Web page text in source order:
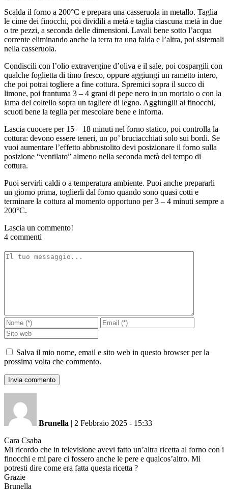
Scalda il forno a 200°C e prepara una casseruola in metallo. Taglia
le cime dei finocchi, poi dividili a metà e taglia ciascuna metà in due
o tre pezzi, a seconda delle dimensioni. Lavali bene sotto l’acqua
corrente eliminando anche la terra tra una falda e l’altra, poi sistemali
nella casseruola.
Condiscili con l’olio extravergine d’oliva e il sale, poi cospargili con
qualche foglietta di timo fresco, oppure aggiungi un rametto intero,
che poi potrai togliere a fine cottura. Spremici sopra il succo di
limone, poi frantuma 3 – 4 grani di pepe nero in un mortaio o con la
lama del coltello sopra un tagliere di legno. Aggiungili ai finocchi,
scuoti bene la teglia per mescolare bene e inforna.
Lascia cuocere per 15 – 18 minuti nel forno statico, poi controlla la
cottura: devono essere teneri, un po’ bruciacchiati solo sui bordi. Se
vuoi aumentare l’effetto abbrustolito devi posizionare il forno sulla
posizione “ventilato” almeno nella seconda metà del tempo di
cottura.
Puoi servirli caldi o a temperatura ambiente. Puoi anche prepararli
un giorno prima, toglierli dal forno quando sono quasi cotti e
terminare la cottura al momento opportuno per 3 – 4 minuti sempre a
200°C.
Lascia un commento!
4 commenti
Salva il mio nome, email e sito web in questo browser per la
prossima volta che commento.
Brunella | 2 Febbraio 2025 - 15:33
Cara Csaba
Mi ricordo che in televisione avevi fatto un’altra ricetta al forno con i
finocchi e mi pare ci fossero anche le pere e qualcos’altro. Mi
potresti dire come era fatta questa ricetta ?
Grazie
Brunella